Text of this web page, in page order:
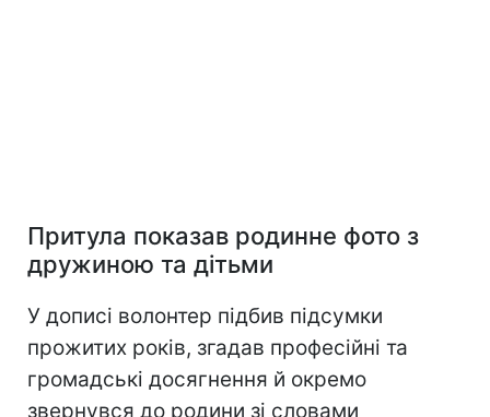
Притула показав родинне фото з
дружиною та дітьми
У дописі волонтер підбив підсумки
прожитих років, згадав професійні та
громадські досягнення й окремо
звернувся до родини зі словами